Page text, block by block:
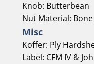
Knob: Butterbean
Nut Material: Bone
Misc
Koffer: Ply
Label: CFM IV &